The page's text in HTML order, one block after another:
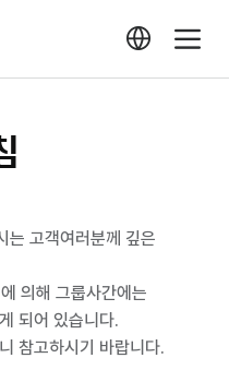
는 고객여러분께 깊은
의해 그룹사간에는
되어 있습니다.
참고하시기 바랍니다.